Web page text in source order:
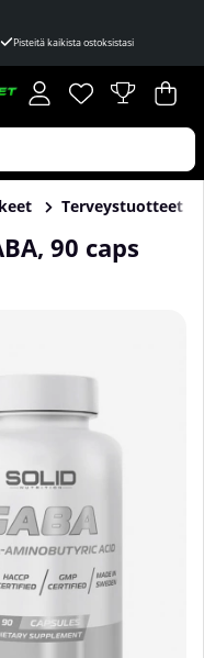
Pisteitä kaikista ostoksistasi
Toivelista
Lukumäärä
. .
Terveystuotteet
90 caps
90 caps